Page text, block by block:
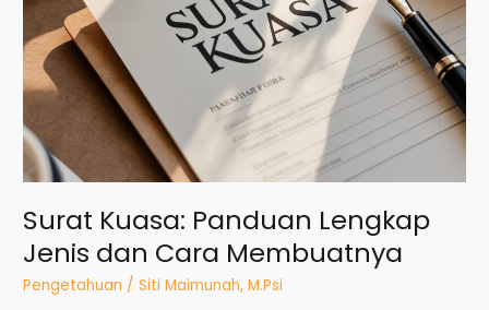
Surat Kuasa: Panduan Lengkap
Jenis dan Cara Membuatnya
Pengetahuan /Siti Maimunah, M.Psi
Membuatnya